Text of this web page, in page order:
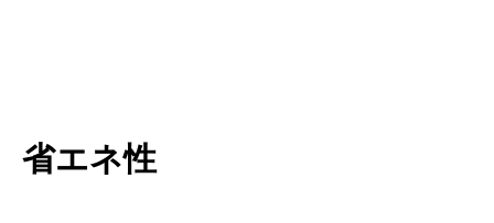
省エネ性